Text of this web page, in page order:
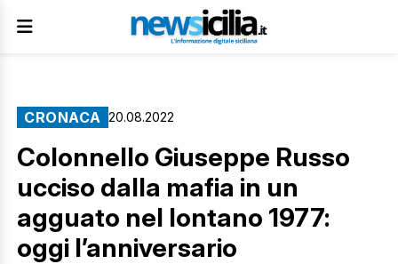
CRONACA 20.08.2022
Colonnello Giuseppe Russo
ucciso dalla mafia in un
agguato nel lontano 1977:
oggi l’anniversario